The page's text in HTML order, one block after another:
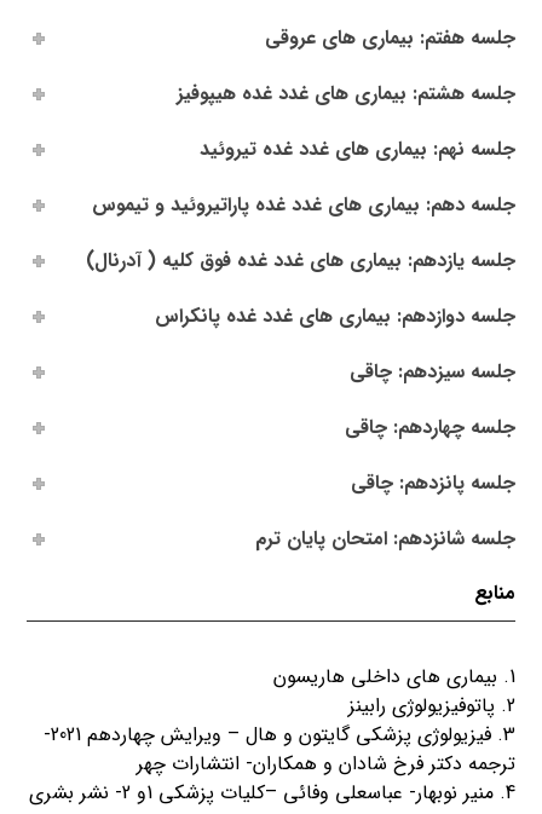
جلسه هفتم: بیماری های عروقی
جلسه هشتم: بیماری های غدد غده هیپوفیز
جلسه نهم: بیماری های غدد غده تیروئید
جلسه دهم: بیماری های غدد غده پاراتیروئید و تیموس
جلسه یازدهم: بیماری های غدد غده فوق کلیه ( آدرنال)
جلسه دوازدهم: بیماری های غدد غده پانکراس
جلسه سیزدهم: چاقی
جلسه چهاردهم: چاقی
جلسه پانزدهم: چاقی
جلسه شانزدهم: امتحان پایان ترم
منابع
1. بیماری های داخلی هاریسون
2. پاتوفیزیولوژی رابینز
3. فیزیولوژی پزشکی گایتون و هال – ویرایش چهاردهم 2021-
ترجمه دکتر فرخ شادان و همکاران- انتشارات چهر
4. منیر نوبهار- عباسعلی وفائی –کلیات پزشکی 1و 2- نشر بشری